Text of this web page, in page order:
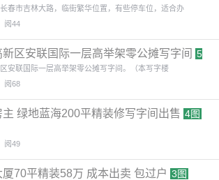
春市吉林大路，临街繁华位置，有些停车位，适合办
阅44
新区安联国际一层高举架零公摊写字间
5
安联国际一层高举架零公摊写字间。（本写字楼
阅68
主 绿地蓝海200平精装修写字间出售 4图
阅49
70平精装58万 成本出卖 包过户 3图